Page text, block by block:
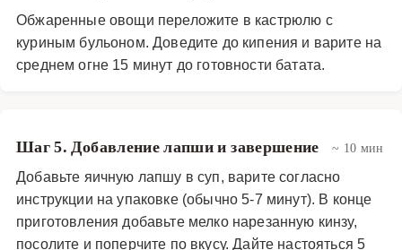
Обжаренные овощи переложите в кастрюлю с
куриным бульоном. Доведите до кипения и варите на
среднем огне 15 минут до готовности батата.
Шаг 5. Добавление лапши и завершение ~ 10 мин
Добавьте яичную лапшу в суп, варите согласно
инструкции на упаковке (обычно 5-7 минут). В конце
приготовления добавьте мелко нарезанную кинзу,
посолите и поперчите по вкусу. Дайте настояться 5